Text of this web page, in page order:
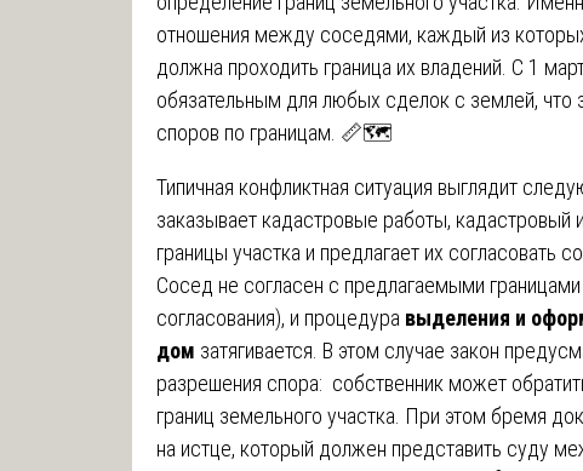
отношения между соседями, каждый из
должна проходить граница их владений. С 1
обязательным для любых сделок с землей, что
споров по границам. 📏🗺️
Типичная конфликтная ситуация выглядит
заказывает кадастровые работы,
границы участка и предлагает их согласовать
Сосед не согласен с предлагаемыми границами
согласования), и процедура выделения и
дом затягивается. В этом случае закон
разрешения спора: собственник может
границ земельного участка. При этом бремя
на истце, который должен представить суду